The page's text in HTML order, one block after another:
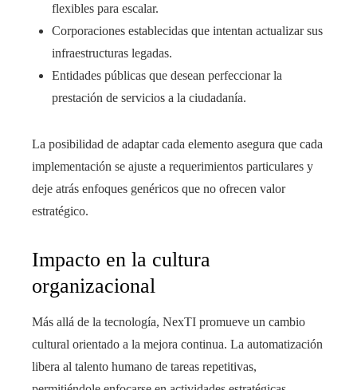
flexibles para escalar.
Corporaciones establecidas que intentan actualizar sus
infraestructuras legadas.
Entidades públicas que desean perfeccionar la
prestación de servicios a la ciudadanía.
La posibilidad de adaptar cada elemento asegura que cada
implementación se ajuste a requerimientos particulares y
deje atrás enfoques genéricos que no ofrecen valor
estratégico.
Impacto en la cultura
organizacional
Más allá de la tecnología, NexTI promueve un cambio
cultural orientado a la mejora continua. La automatización
libera al talento humano de tareas repetitivas,